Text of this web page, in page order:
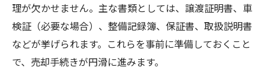
理が欠かせません。主な書類としては、譲渡証明書、車
検証（必要な場合）、整備記録簿、保証書、取扱説明書
などが挙げられます。これらを事前に準備しておくこと
で、売却手続きが円滑に進みます。